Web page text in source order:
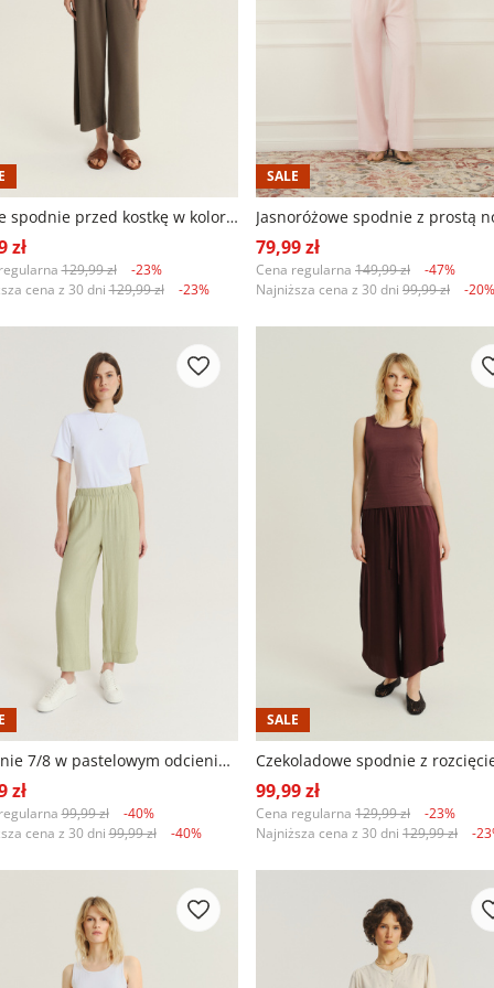
Luźne spodnie przed kostkę w kolorze khaki
zł
129,99 zł
-23%
cena z 30 dni129,99 zł -23%
SALE
79,99 zł
Cena regularna 149,99 zł
-47%
Najniższa cena z 30 dni 99,99 zł -20%
Spodnie 7/8 w pastelowym odcieniu zieleni
zł
99,99 zł
-40%
cena z 30 dni99,99 zł -40%
SALE
99,99 zł
Cena regularna 129,99 zł
-23%
Najniższa cena z 30 dni 129,99 zł -